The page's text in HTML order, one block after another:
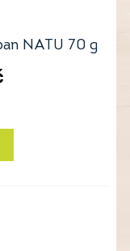
NATU 70 g